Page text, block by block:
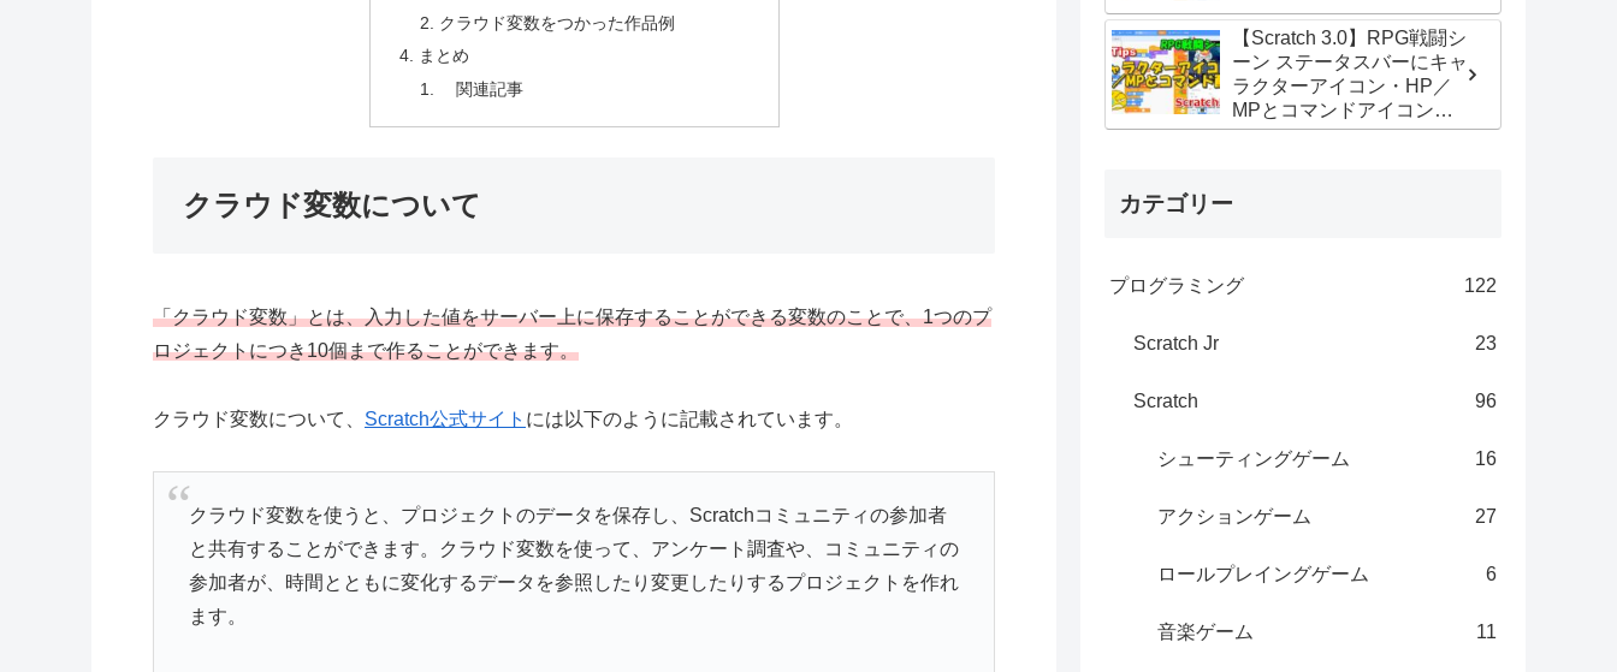
クラウド変数をつかった作品例
まとめ
関連記事
クラウド変数について
「クラウド変数」とは、入力した値をサーバー上に保存することができる変数のことで、1つのプ
ロジェクトにつき10個まで作ることができます。
クラウド変数について、 Scratch公式サイト には以下のように記載されています。
クラウド変数を使うと、プロジェクトのデータを保存し、Scratchコミュニティの参加者
と共有することができます。クラウド変数を使って、アンケート調査や、コミュニティの
参加者が、時間とともに変化するデータを参照したり変更したりするプロジェクトを作れ
ます。
【Scratch 3.0】RPG戦闘シ
ーン ステータスバーにキャ
ラクターアイコン・HP／
MPとコマンドアイコン配
置する（Tips）
カテゴリー
プログラミング 122
Scratch Jr 23
Scratch 96
シューティングゲーム 16
アクションゲーム 27
ロールプレイングゲーム 6
音楽ゲーム 11